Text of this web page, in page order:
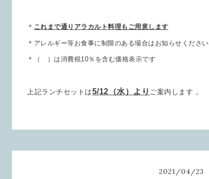
＊ これまで通りアラカルト料理もご用意します
＊アレルギー等お食事に制限のある場合はお知らせください
＊（ ）は消費税10％を含む価格表示です
上記ランチセットは5/12（水）より ご案内します 。
2021/04/23